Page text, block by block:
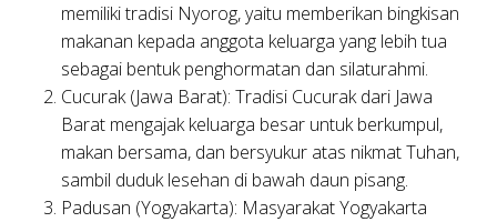
memiliki tradisi Nyorog, yaitu memberikan bingkisan
makanan kepada anggota keluarga yang lebih tua
sebagai bentuk penghormatan dan silaturahmi.
Cucurak (Jawa Barat): Tradisi Cucurak dari Jawa
Barat mengajak keluarga besar untuk berkumpul,
makan bersama, dan bersyukur atas nikmat Tuhan,
sambil duduk lesehan di bawah daun pisang.
Padusan (Yogyakarta): Masyarakat Yogyakarta